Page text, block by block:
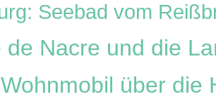
Seebad vom
de Nacre und die
über die